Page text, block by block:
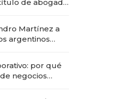
de abogado
Martínez a
argentinos
por qué
negocios